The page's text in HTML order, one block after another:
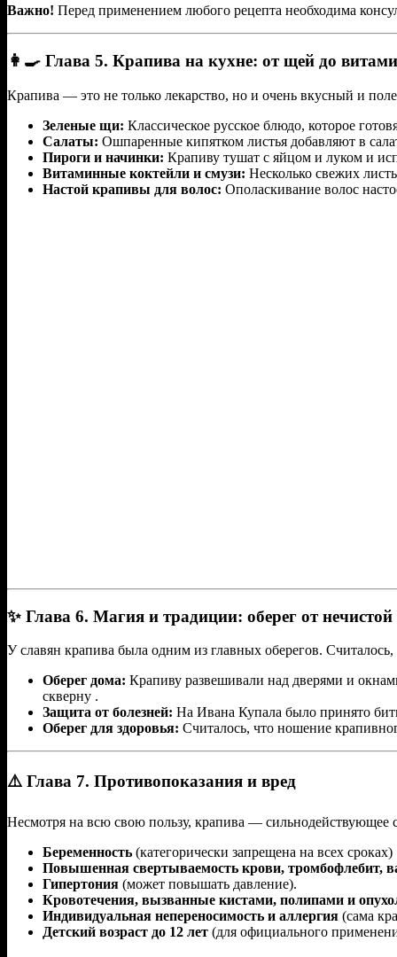
Важно! Перед применением любого рецепта необходима
👩‍🍳 Глава 5. Крапива на кухне: от щей до
Крапива — это не только лекарство, но и очень вкусный и
Зеленые щи: Классическое русское блюдо, которое
Салаты: Ошпаренные кипятком листья добавляют в
Пироги и начинки: Крапиву тушат с яйцом и луком и
Витаминные коктейли и смузи: Несколько свежих
Настой крапивы для волос: Ополаскивание волос
✨ Глава 6. Магия и традиции: оберег от
У славян крапива была одним из главных оберегов.
Оберег дома: Крапиву развешивали над дверями и
скверну .
Защита от болезней: На Ивана Купала было принято
Оберег для здоровья: Считалось, что ношение
⚠️ Глава 7. Противопоказания и вред
Несмотря на всю свою пользу, крапива — сильнодействующее
Беременность (категорически запрещена на всех сроках)
Повышенная свертываемость крови, тромбофлебит,
Гипертония (может повышать давление).
Кровотечения, вызванные кистами, полипами и
Индивидуальная непереносимость и аллергия (сама
Детский возраст до 12 лет (для официального